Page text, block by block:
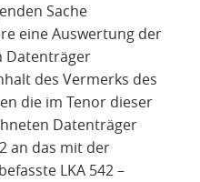
Sache
eine Auswertung der
Datenträger
des Vermerks des
die im Tenor dieser
Datenträger
an das mit der
LKA 542 –